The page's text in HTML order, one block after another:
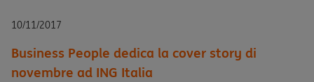
10/11/2017
Business People dedica la cover story di
novembre ad ING Italia